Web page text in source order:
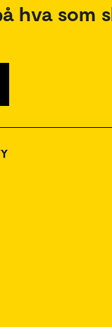
hva som